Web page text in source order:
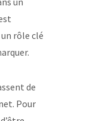
rôle clé
de
Pour